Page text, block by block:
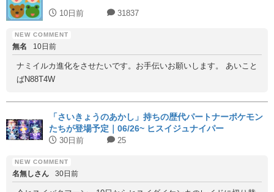
10日前 31837
無名 10日前
ナミイルカ進化をさせたいです。お手伝いお願いします。 あいこと
ばN88T4W
「さいきょうのあかし」持ちの歴代パートナーポケモン
たちが登場予定｜06/26~ ヒスイジュナイパー
30日前 25
名無しさん 30日前